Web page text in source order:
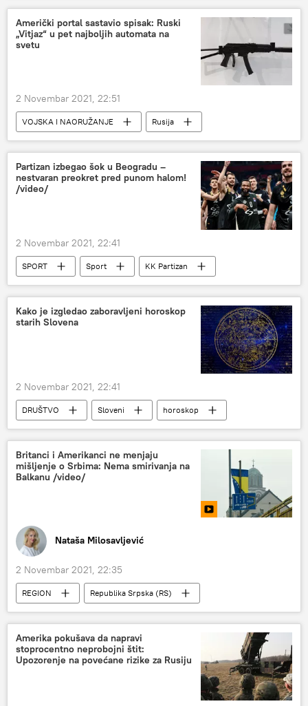
Američki portal sastavio spisak: Ruski
„Vitjaz“ u pet najboljih automata na
svetu
2 Novembar 2021, 22:51
VOJSKA I NAORUŽANJE
Rusija
automat
Rusija – vojska i naoružanje
Partizan izbegao šok u Beogradu –
nestvaran preokret pred punom halom!
/video/
2 Novembar 2021, 22:41
SPORT Sport
KK Partizan
Košarka
Kako je izgledao zaboravljeni horoskop
starih Slovena
2 Novembar 2021, 22:41
DRUŠTVO Sloveni
horoskop
Stil života
Društvo
Britanci i Amerikanci ne menjaju
mišljenje o Srbima: Nema smirivanja na
Balkanu /video/
Nataša Milosavljević
2 Novembar 2021, 22:35
REGION
Republika Srpska (RS)
Amerika
Britanija
Od četvrtka do četvrtka
Region – politika
Bosna i Hercegovina (BiH)
Amerika pokušava da napravi
stoprocentno neprobojni štit:
Upozorenje na povećane rizike za Rusiju